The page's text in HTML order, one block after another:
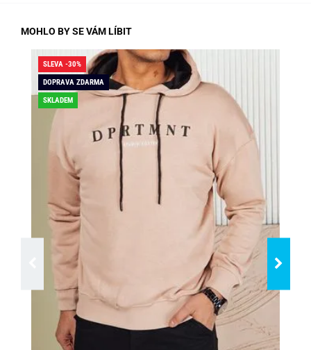
MOHLO BY SE VÁM LÍBIT
SLEVA -30%
DOPRAVA ZDARMA
SKLADEM